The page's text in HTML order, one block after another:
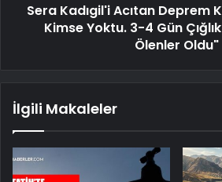
Sera Kadıgil'i Acıtan Deprem
Kimse Yoktu. 3-4 Gün
Ölenler Oldu"
İlgili Makaleler